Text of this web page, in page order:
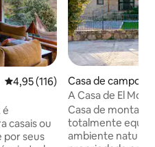
4,95 de uma avaliação média de
4,95 (116)
é
casais ou
por seus
Casa de campo ⋅
s
A Casa de El
Casa de
totalmente
ambiente natural